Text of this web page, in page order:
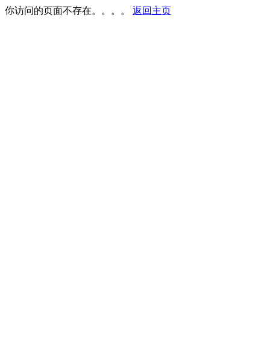
你访问的页面不存在。。。。 返回主页